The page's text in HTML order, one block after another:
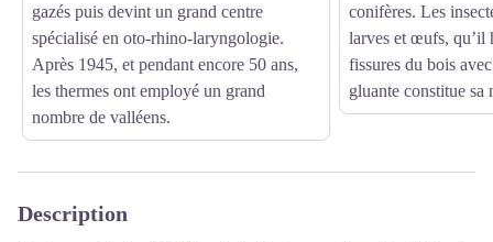
gazés puis devint un grand centre
spécialisé en oto-rhino-laryngologie.
Après 1945, et pendant encore 50 ans,
les thermes ont employé un grand
nombre de valléens.
conifères. Les
larves et œufs, qu’il
fissures du bois
gluante constitue sa
Description